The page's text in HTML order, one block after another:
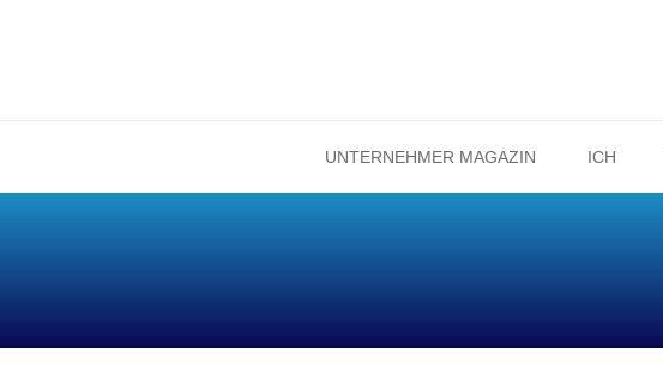
UNTERNEHMER MAGAZIN ICH